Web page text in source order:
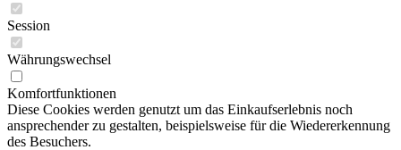
Session
Währungswechsel
Komfortfunktionen
Diese Cookies werden genutzt um das Einkaufserlebnis noch
ansprechender zu gestalten, beispielsweise für die Wiedererkennung
des Besuchers.